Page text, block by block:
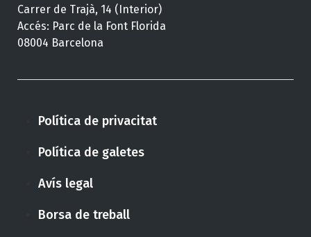
Carrer de Trajà, 14 (Interior)
Accés: Parc de la Font Florida
08004 Barcelona
Política de privacitat
Política de galetes
Avís legal
Borsa de treball